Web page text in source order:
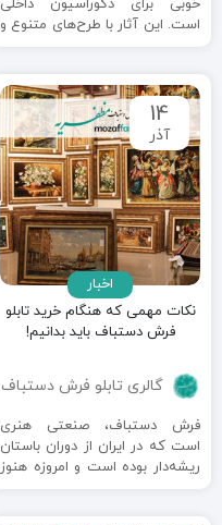
است. این آثار با طرح‌های متنوع و
اخبار
14
آذر
نکات مهمی که هنگام خرید تابلو
فرش دستباف باید بدانیم!
گالری تابلو فرش دستباف
فرش دستباف، صنعتی هنری
است که در ایران از دوران باستان
ریشه‌دار بوده است و امروزه هنوز